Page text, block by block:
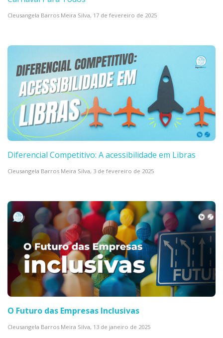
Cleusangela Barros Meira Silva, 17 de fevereiro de 2025
Diferencial Competitivo: A acessibilidade em Libras
Cleusangela Barros Meira Silva, 3 de fevereiro de 2025
O Futuro das Empresas Inclusivas
Cleusangela Barros Meira Silva, 13 de janeiro de 2025